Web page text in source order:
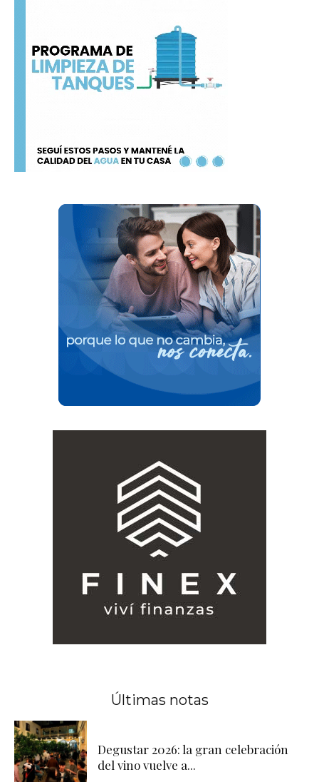
Últimas notas
Degustar 2026: la gran celebración
del vino vuelve a...